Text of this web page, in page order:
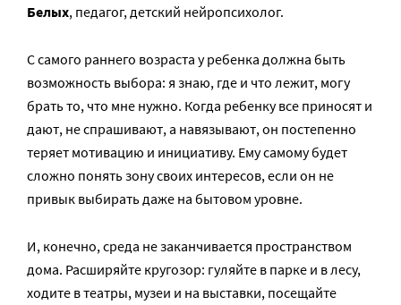
Белых, педагог, детский нейропсихолог.
С самого раннего возраста у ребенка должна быть
возможность выбора: я знаю, где и что лежит, могу
брать то, что мне нужно. Когда ребенку все приносят и
дают, не спрашивают, а навязывают, он постепенно
теряет мотивацию и инициативу. Ему самому будет
сложно понять зону своих интересов, если он не
привык выбирать даже на бытовом уровне.
И, конечно, среда не заканчивается пространством
дома. Расширяйте кругозор: гуляйте в парке и в лесу,
ходите в театры, музеи и на выставки, посещайте